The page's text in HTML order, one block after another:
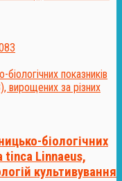
біологічних
tinca Linnaeus,
культивування